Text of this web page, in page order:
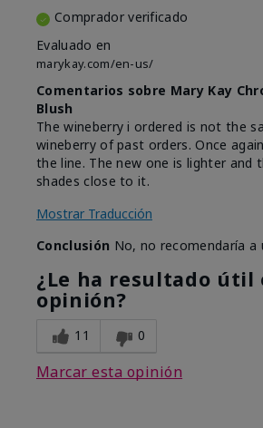
Comprador verificado
Evaluado en
marykay.com/en-us/
Comentarios sobre Mary Kay
Blush
The wineberry i ordered is not the
wineberry of past orders. Once
the line. The new one is lighter and
shades close to it.
Mostrar Traducción
Conclusión No, no recomendaría a
¿Le ha resultado útil
opinión?
11 0
Marcar esta opinión